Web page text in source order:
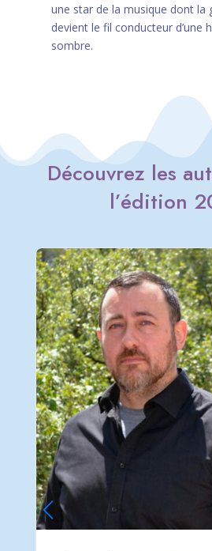
une star de la musique dont la
devient le fil conducteur d’une
sombre.
Découvrez les
l’édition